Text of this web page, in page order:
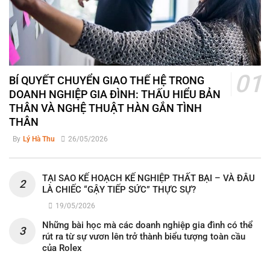
BÍ QUYẾT CHUYỂN GIAO THẾ HỆ TRONG
DOANH NGHIỆP GIA ĐÌNH: THẤU HIỂU BẢN
THÂN VÀ NGHỆ THUẬT HÀN GẮN TÌNH
THÂN
By Lý Hà Thu 26/05/2026
TẠI SAO KẾ HOẠCH KẾ NGHIỆP THẤT BẠI – VÀ ĐÂU
LÀ CHIẾC “GẬY TIẾP SỨC” THỰC SỰ?
19/05/2026
Những bài học mà các doanh nghiệp gia đình có thể
rút ra từ sự vươn lên trở thành biểu tượng toàn cầu
của Rolex